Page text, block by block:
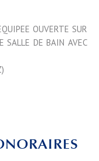
OUVERTE SUR
SALLE DE BAIN AVEC